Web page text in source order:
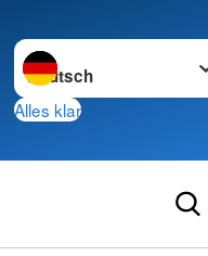
Sprache wechseln zu
Alles klar